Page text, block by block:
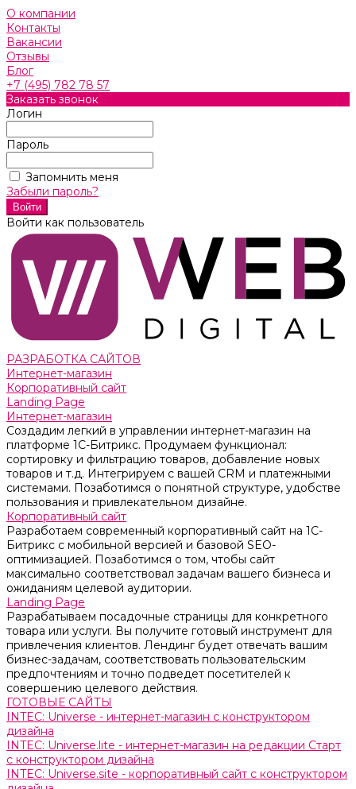
О компании
Контакты
Вакансии
Отзывы
Блог
+7 (495) 782 78 57
Заказать звонок
Логин
Пароль
Запомнить меня
Забыли пароль?
Войти как пользователь
РАЗРАБОТКА САЙТОВ
Интернет-магазин
Корпоративный сайт
Landing Page
Интернет-магазин
Создадим легкий в управлении интернет-магазин на
платформе 1С-Битрикс. Продумаем функционал:
сортировку и фильтрацию товаров, добавление новых
товаров и т.д. Интегрируем с вашей CRM и платежными
системами. Позаботимся о понятной структуре, удобстве
пользования и привлекательном дизайне.
Корпоративный сайт
Разработаем современный корпоративный сайт на 1С-
Битрикс с мобильной версией и базовой SEO-
оптимизацией. Позаботимся о том, чтобы сайт
максимально соответствовал задачам вашего бизнеса и
ожиданиям целевой аудитории.
Landing Page
Разрабатываем посадочные страницы для конкретного
товара или услуги. Вы получите готовый инструмент для
привлечения клиентов. Лендинг будет отвечать вашим
бизнес-задачам, соответствовать пользовательским
предпочтениям и точно подведет посетителей к
совершению целевого действия.
ГОТОВЫЕ САЙТЫ
INTEC: Universe - интернет-магазин с конструктором
дизайна
INTEC: Universe.lite - интернет-магазин на редакции Старт
с конструктором дизайна
INTEC: Universe.site - корпоративный сайт с конструктором